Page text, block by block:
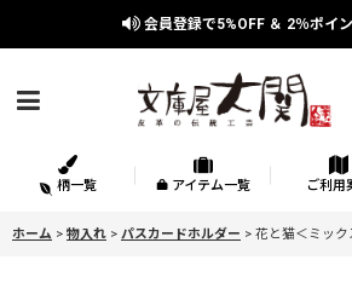
会員登録で5%OFF ＆ 2％ポイ
柄一覧 アイテム一覧 ご利用
ホーム > 物入れ > パスカードホルダー > 花と猫＜ミック